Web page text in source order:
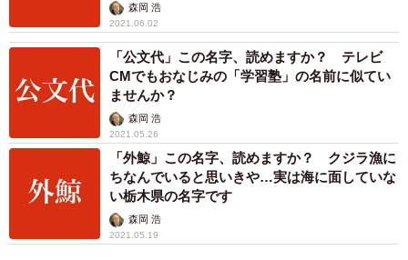
森岡 浩
2021.06.02
「公文代」この名字、読めますか？ テレビ
CMでもおなじみの「学習塾」の名前に似てい
ませんか？
森岡 浩
2021.05.26
「外鯨」この名字、読めますか？ クジラ漁に
ちなんでいると思いきや…実は海に面していな
い栃木県の名字です
森岡 浩
2021.05.19